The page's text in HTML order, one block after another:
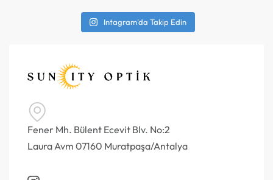
Intagram'da Takip Edin
Fener Mh. Bülent Ecevit Blv. No:2
Laura Avm 07160 Muratpaşa/Antalya